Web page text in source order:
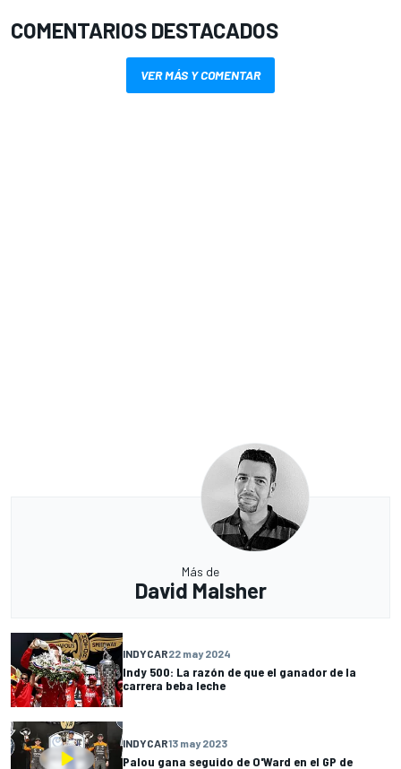
COMENTARIOS DESTACADOS
VER MÁS Y COMENTAR
Más de
David Malsher
INDYCAR22 may 2024
Indy 500: La razón de que el ganador de la
carrera beba leche
INDYCAR13 may 2023
Palou gana seguido de O'Ward en el GP de